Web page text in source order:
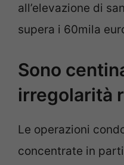
all’elevazione di
supera i 60mila
Sono
irregolarità
Le operazioni
concentrate in